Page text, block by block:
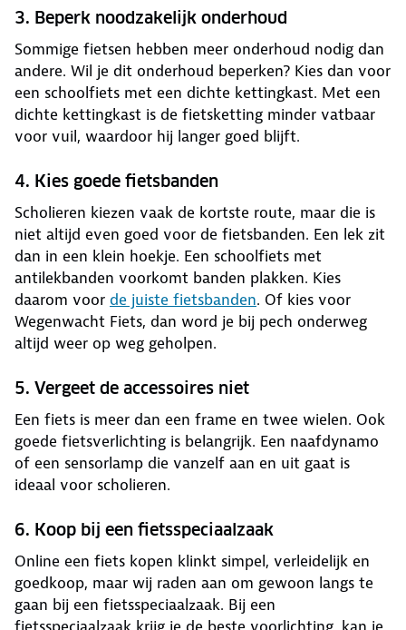
3. Beperk noodzakelijk onderhoud
Sommige fietsen hebben meer onderhoud nodig dan
andere. Wil je dit onderhoud beperken? Kies dan voor
een schoolfiets met een dichte kettingkast. Met een
dichte kettingkast is de fietsketting minder vatbaar
voor vuil, waardoor hij langer goed blijft.
4. Kies goede fietsbanden
Scholieren kiezen vaak de kortste route, maar die is
niet altijd even goed voor de fietsbanden. Een lek zit
dan in een klein hoekje. Een schoolfiets met
antilekbanden voorkomt banden plakken. Kies
daarom voor de juiste fietsbanden. Of kies voor
Wegenwacht Fiets, dan word je bij pech onderweg
altijd weer op weg geholpen.
5. Vergeet de accessoires niet
Een fiets is meer dan een frame en twee wielen. Ook
goede fietsverlichting is belangrijk. Een naafdynamo
of een sensorlamp die vanzelf aan en uit gaat is
ideaal voor scholieren.
6. Koop bij een fietsspeciaalzaak
Online een fiets kopen klinkt simpel, verleidelijk en
goedkoop, maar wij raden aan om gewoon langs te
gaan bij een fietsspeciaalzaak. Bij een